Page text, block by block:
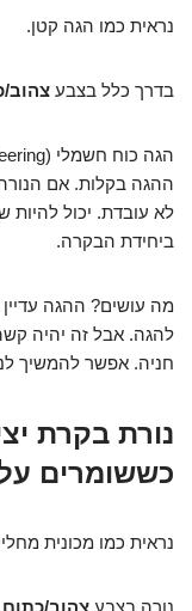
נראית כמו הגה קטן.
בדרך כלל בצבע צהוב/
ההגה בקלות. אם
לא עובדת. יכול להיות
ביחידת הבקרה.
מה עושים? ההגה עדיין
להגה. אבל זה יהיה קשה
חניה. אפשר להמשיך
כששומרים
נראית כמו מכונית
נורה בצבע צהוב/כתום.